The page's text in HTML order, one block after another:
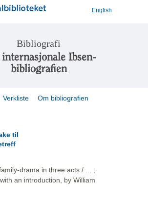
English
Bibliografi
internasjonale Ibsen-
bibliografien
Verkliste Om bibliografien
til
drama in three acts / ... ;
an introduction, by William